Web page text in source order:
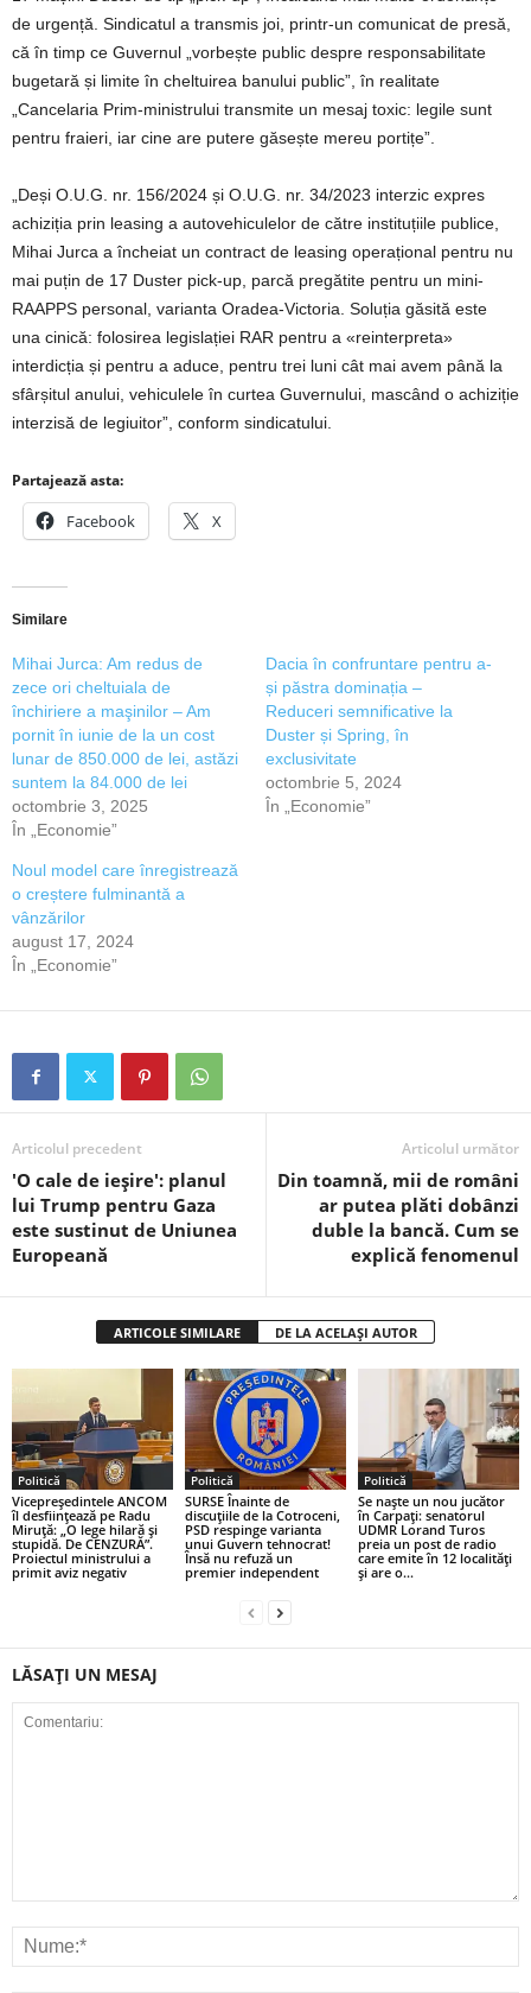
de urgență. Sindicatul a transmis joi, printr-un comunicat de presă,
că în timp ce Guvernul „vorbește public despre responsabilitate
bugetară și limite în cheltuirea banului public”, în realitate
„Cancelaria Prim-ministrului transmite un mesaj toxic: legile sunt
pentru fraieri, iar cine are putere găsește mereu portițe”.
„Deși O.U.G. nr. 156/2024 și O.U.G. nr. 34/2023 interzic expres
achiziția prin leasing a autovehiculelor de către instituțiile publice,
Mihai Jurca a încheiat un contract de leasing operațional pentru nu
mai puțin de 17 Duster pick-up, parcă pregătite pentru un mini-
RAAPPS personal, varianta Oradea-Victoria. Soluția găsită este
una cinică: folosirea legislației RAR pentru a «reinterpreta»
interdicția și pentru a aduce, pentru trei luni cât mai avem până la
sfârșitul anului, vehiculele în curtea Guvernului, mascând o achiziție
interzisă de legiuitor”, conform sindicatului.
Partajează asta:
Facebook X
Similare
Mihai Jurca: Am redus de
zece ori cheltuiala de
închiriere a maşinilor – Am
pornit în iunie de la un cost
lunar de 850.000 de lei, astăzi
suntem la 84.000 de lei
octombrie 3, 2025
În „Economie”
Dacia în confruntare pentru a-
și păstra dominația –
Reduceri semnificative la
Duster și Spring, în
exclusivitate
octombrie 5, 2024
În „Economie”
Noul model care înregistrează
o creștere fulminantă a
vânzărilor
august 17, 2024
În „Economie”
Articolul precedent
'O cale de ieșire': planul
lui Trump pentru Gaza
este sustinut de Uniunea
Europeană
Articolul următor
Din toamnă, mii de români
ar putea plăti dobânzi
duble la bancă. Cum se
explică fenomenul
ARTICOLE SIMILARE DE LA ACELAȘI AUTOR
Politică
Vicepreședintele ANCOM
îl desființează pe Radu
Miruță: „O lege hilară și
stupidă. De CENZURĂ”.
Proiectul ministrului a
primit aviz negativ
Politică
SURSE Înainte de
discuțiile de la Cotroceni,
PSD respinge varianta
unui Guvern tehnocrat!
Însă nu refuză un
premier independent
Politică
Se naște un nou jucător
în Carpați: senatorul
UDMR Lorand Turos
preia un post de radio
care emite în 12 localități
și are o...
LĂSAȚI UN MESAJ